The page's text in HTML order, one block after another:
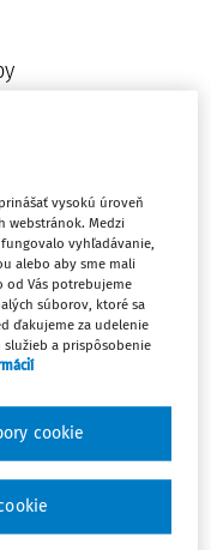
zásielky do
zásielka
o uložení
tento nadobúda
zásielky. Pre
a začatie plynutia
až neskôr, v čase
uloženej zásielky.
ZN.4 OBDO 73/2016
vysokú úroveň
webstránok. Medzi
vyhľadávanie,
alebo aby sme mali
od Vás potrebujeme
súborov, ktoré sa
ďakujeme za udelenie
služieb a prispôsobenie
cookie